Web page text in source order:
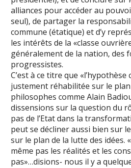
alliances pour accéder au
seul), de partager la
commune (étatique) et d’y
les intérêts de la «classe
généralement de la nation, des
progressistes.
C’est à ce titre que
justement réhabilitée sur le
philosophes comme Alain
dissensions sur la question du
pas de l’Etat dans la
peut se décliner aussi bien sur
sur le plan de la lutte des idées.
même pas les réalités et les
pas»…disions- nous il y a